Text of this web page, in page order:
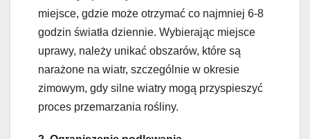
miejsce, gdzie może otrzymać co najmniej 6-8
godzin światła dziennie. Wybierając miejsce
uprawy, należy unikać obszarów, które są
narażone na wiatr, szczególnie w okresie
zimowym, gdy silne wiatry mogą przyspieszyć
proces przemarzania rośliny.